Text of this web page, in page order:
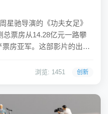
星驰导演的《功夫女足》
总票房从14.28亿元一路攀
房亚军。这部影片的出品
电全资控股的公司。这一
浏览: 1451 创新